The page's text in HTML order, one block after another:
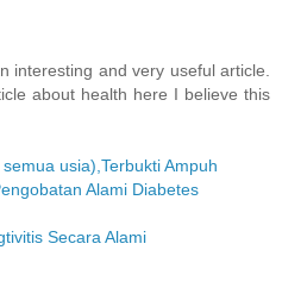
interesting and very useful article.
about health here I believe this
usia),Terbukti Ampuh
Alami Diabetes
Secara Alami